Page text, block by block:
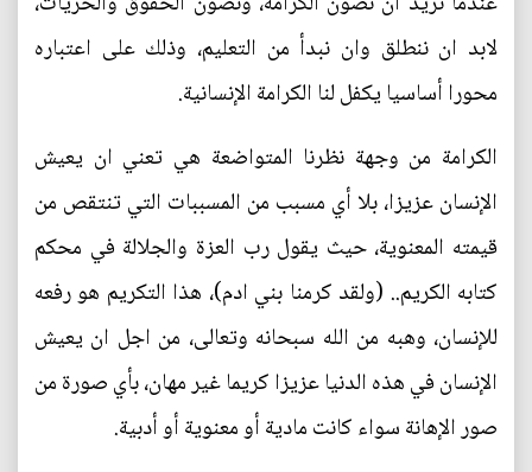
لابد ان ننطلق وان نبدأ من التعليم، وذلك على اعتباره
محورا أساسيا يكفل لنا الكرامة الإنسانية.
الكرامة من وجهة نظرنا المتواضعة هي تعني ان يعيش
الإنسان عزيزا، بلا أي مسبب من المسببات التي تنتقص من
قيمته المعنوية، حيث يقول رب العزة والجلالة في محكم
كتابه الكريم.. (ولقد كرمنا بني ادم)، هذا التكريم هو رفعه
للإنسان، وهبه من الله سبحانه وتعالى، من اجل ان يعيش
الإنسان في هذه الدنيا عزيزا كريما غير مهان، بأي صورة من
صور الإهانة سواء كانت مادية أو معنوية أو أدبية.